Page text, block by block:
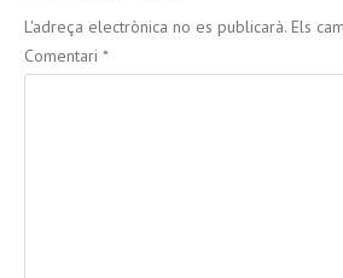
L'adreça electrònica no es publicarà. Els
Comentari *